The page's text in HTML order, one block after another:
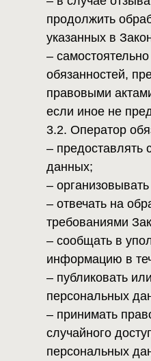
данных;
– организовывать
– отвечать на
требованиями
– сообщать в
информацию в
– публиковать или
персональных
– принимать
случайного
персональных
;– прекратить
уничтожить
– исполнять иные
4. Основные права
4.1. Субъекты
– получать
федеральными
них не должны
случаев, когда
получения